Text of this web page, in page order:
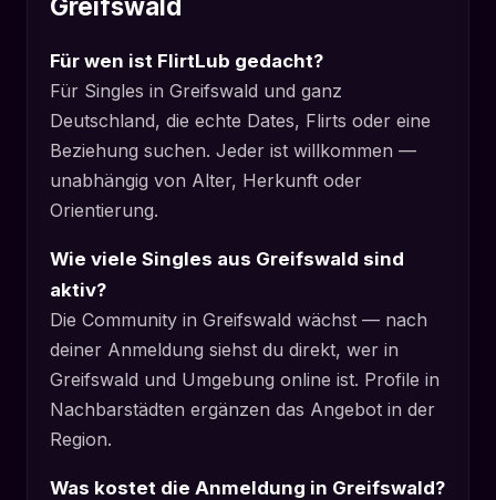
Greifswald
Für wen ist FlirtLub gedacht?
Für Singles in Greifswald und ganz
Deutschland, die echte Dates, Flirts oder eine
Beziehung suchen. Jeder ist willkommen —
unabhängig von Alter, Herkunft oder
Orientierung.
Wie viele Singles aus Greifswald sind
aktiv?
Die Community in Greifswald wächst — nach
deiner Anmeldung siehst du direkt, wer in
Greifswald und Umgebung online ist. Profile in
Nachbarstädten ergänzen das Angebot in der
Region.
Was kostet die Anmeldung in Greifswald?